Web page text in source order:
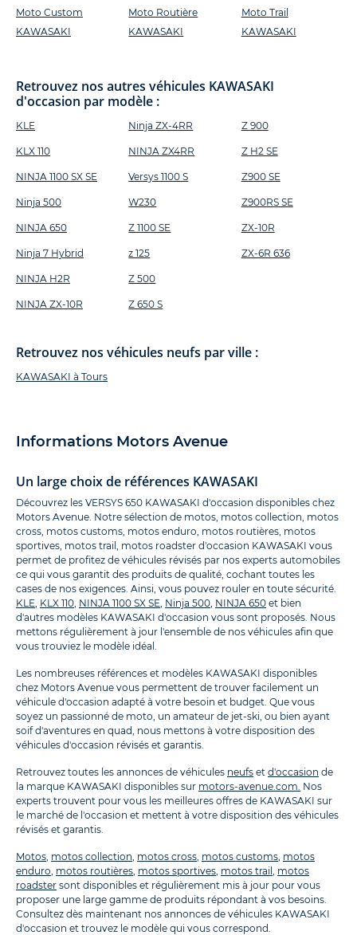
Moto Custom
KAWASAKI
Moto Routière
KAWASAKI
Moto Trail
KAWASAKI
Retrouvez nos autres véhicules KAWASAKI
d'occasion par modèle :
KLE
KLX 110
NINJA 1100 SX SE
Ninja 500
NINJA 650
Ninja 7 Hybrid
NINJA H2R
NINJA ZX-10R
Ninja ZX-4RR
NINJA ZX4RR
Versys 1100 S
W230
Z 1100 SE
z 125
Z 500
Z 650 S
Z 900
Z H2 SE
Z900 SE
Z900RS SE
ZX-10R
ZX-6R 636
Retrouvez nos véhicules neufs par ville :
KAWASAKI à Tours
Informations Motors Avenue
Un large choix de références KAWASAKI
Découvrez les VERSYS 650 KAWASAKI d'occasion disponibles chez
Motors Avenue. Notre sélection de motos, motos collection, motos
cross, motos customs, motos enduro, motos routières, motos
sportives, motos trail, motos roadster d'occasion KAWASAKI vous
permet de profitez de véhicules révisés par nos experts automobiles
ce qui vous garantit des produits de qualité, cochant toutes les
cases de nos exigences. Ainsi, vous pouvez rouler en toute sécurité.
KLE KLX 110 NINJA 1100 SX SE Ninja 500 NINJA 650 et bien
d'autres modèles KAWASAKI d'occasion vous sont proposés. Nous
mettons régulièrement à jour l'ensemble de nos véhicules afin que
vous trouviez le modèle idéal.
Les nombreuses références et modèles KAWASAKI disponibles
chez Motors Avenue vous permettent de trouver facilement un
véhicule d'occasion adapté à votre besoin et budget. Que vous
soyez un passionné de moto, un amateur de jet-ski, ou bien ayant
soif d'aventures en quad, nous mettons à votre disposition des
véhicules d'occasion révisés et garantis.
Retrouvez toutes les annonces de véhicules neufs et d'occasion de
la marque KAWASAKI disponibles sur motors-avenue.com. Nos
experts trouvent pour vous les meilleures offres de KAWASAKI sur
le marché de l'occasion et mettent à votre disposition des véhicules
révisés et garantis.
Motos motos collection motos cross motos customs motos
enduro motos routières motos sportives motos trail motos
roadster sont disponibles et régulièrement mis à jour pour vous
proposer une large gamme de produits répondant à vos besoins.
Consultez dès maintenant nos annonces de véhicules KAWASAKI
d'occasion et trouvez le modèle qui vous correspond.